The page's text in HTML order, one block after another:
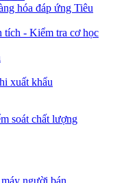
hóa đáp ứng Tiêu
tích - Kiểm tra cơ học
xuất khẩu
soát chất lượng
người bán